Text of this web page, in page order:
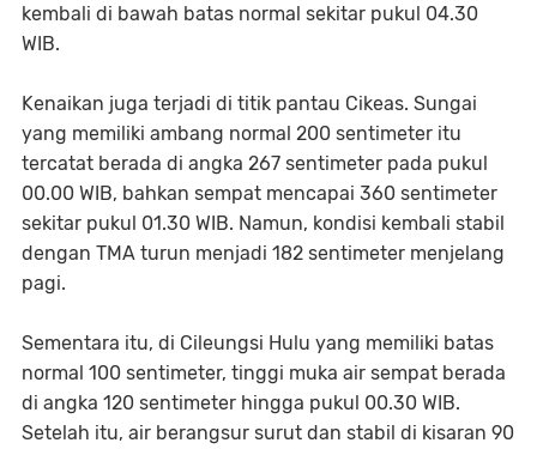
kembali di bawah batas normal sekitar pukul 04.30
WIB.
Kenaikan juga terjadi di titik pantau Cikeas. Sungai
yang memiliki ambang normal 200 sentimeter itu
tercatat berada di angka 267 sentimeter pada pukul
00.00 WIB, bahkan sempat mencapai 360 sentimeter
sekitar pukul 01.30 WIB. Namun, kondisi kembali stabil
dengan TMA turun menjadi 182 sentimeter menjelang
pagi.
Sementara itu, di Cileungsi Hulu yang memiliki batas
normal 100 sentimeter, tinggi muka air sempat berada
di angka 120 sentimeter hingga pukul 00.30 WIB.
Setelah itu, air berangsur surut dan stabil di kisaran 90